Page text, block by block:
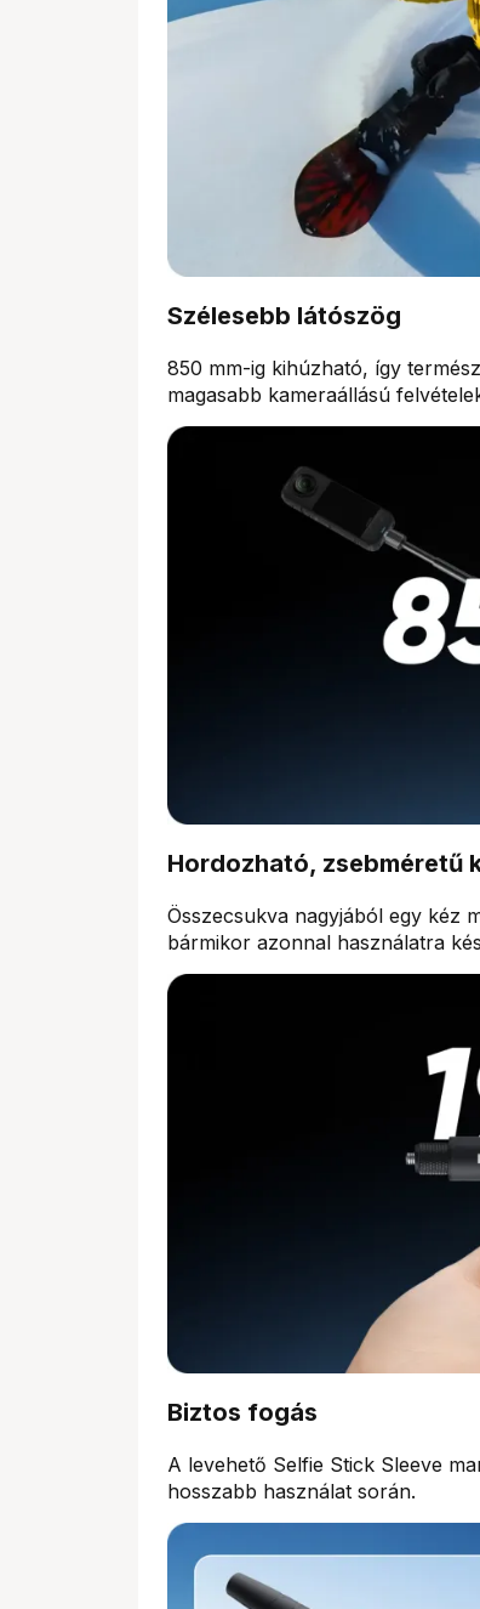
Szélesebb látószög
850 mm-ig kihúzható, így
magasabb kameraállású
Hordozható, zsebméretű
Összecsukva nagyjából egy kéz
bármikor azonnal használatra
Biztos fogás
A levehető Selfie Stick Sleeve
hosszabb használat során.